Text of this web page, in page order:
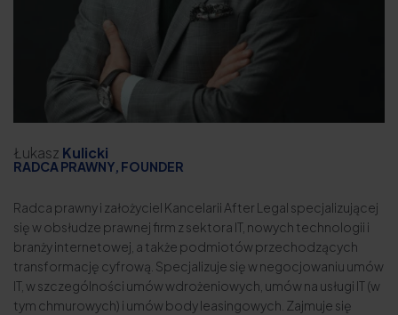
Łukasz Kulicki
RADCA PRAWNY, FOUNDER
Radca prawny i założyciel Kancelarii After Legal specjalizującej
się w obsłudze prawnej firm z sektora IT, nowych technologii i
branży internetowej, a także podmiotów przechodzących
transformację cyfrową. Specjalizuje się w negocjowaniu umów
IT, w szczególności umów wdrożeniowych, umów na usługi IT (w
tym chmurowych) i umów body leasingowych. Zajmuje się